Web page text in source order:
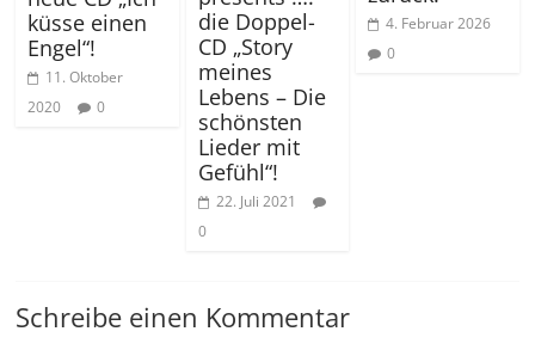
küsse einen
Engel“!
11. Oktober
2020
0
die Doppel-
CD „Story
meines
Lebens – Die
schönsten
Lieder mit
Gefühl“!
22. Juli 2021
0
4. Februar 2026
0
Schreibe einen Kommentar